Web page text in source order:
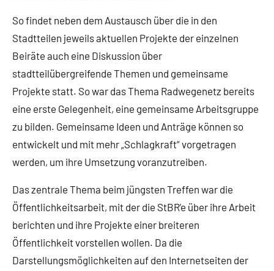
So findet neben dem Austausch über die in den
Stadtteilen jeweils aktuellen Projekte der einzelnen
Beiräte auch eine Diskussion über
stadtteilübergreifende Themen und gemeinsame
Projekte statt. So war das Thema Radwegenetz bereits
eine erste Gelegenheit, eine gemeinsame Arbeitsgruppe
zu bilden. Gemeinsame Ideen und Anträge können so
entwickelt und mit mehr „Schlagkraft“ vorgetragen
werden, um ihre Umsetzung voranzutreiben.
Das zentrale Thema beim jüngsten Treffen war die
Öffentlichkeitsarbeit, mit der die StBR’e über ihre Arbeit
berichten und ihre Projekte einer breiteren
Öffentlichkeit vorstellen wollen. Da die
Darstellungsmöglichkeiten auf den Internetseiten der